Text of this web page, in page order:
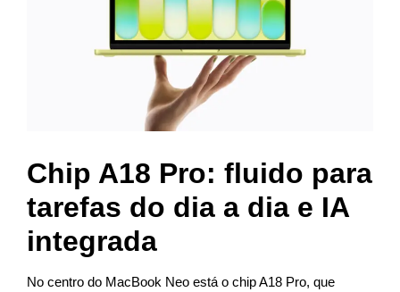
Chip A18 Pro: fluido para
tarefas do dia a dia e IA
integrada
No centro do MacBook Neo está o chip A18 Pro, que